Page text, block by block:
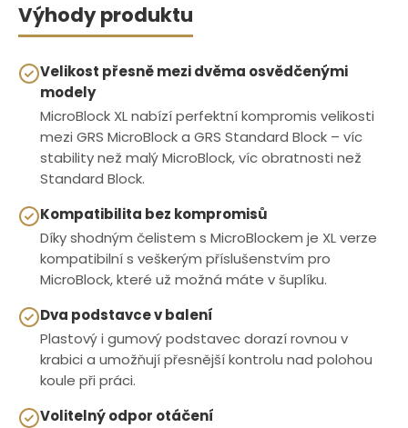
Výhody produktu
Velikost přesně mezi dvěma osvědčenými
modely
MicroBlock XL nabízí perfektní kompromis velikosti
mezi GRS MicroBlock a GRS Standard Block – víc
stability než malý MicroBlock, víc obratnosti než
Standard Block.
Kompatibilita bez kompromisů
Díky shodným čelistem s MicroBlockem je XL verze
kompatibilní s veškerým příslušenstvím pro
MicroBlock, které už možná máte v šuplíku.
Dva podstavce v balení
Plastový i gumový podstavec dorazí rovnou v
krabici a umožňují přesnější kontrolu nad polohou
koule při práci.
Volitelný odpor otáčení